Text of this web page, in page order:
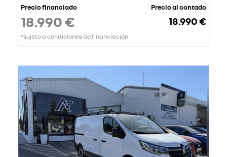
Precio financiado
18.990 €
*sujeto a condiciones de financiación
Precio al contado
18.990 €